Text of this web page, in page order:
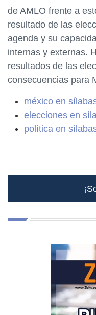
de AMLO frente a
resultado de las
agenda y su
internas y externas.
resultados de las
consecuencias para
méxico en
elecciones en
política en